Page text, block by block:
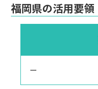
福岡県の活用要領
ー